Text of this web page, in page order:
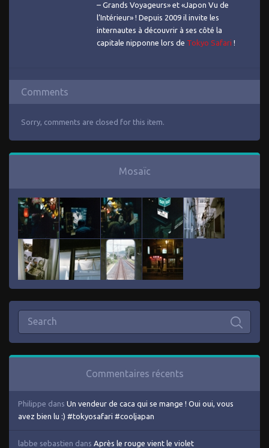
– Grands Voyageurs» et «Japon Vu de
l’Intérieur» ! Depuis 2009 il invite les
internautes à découvrir à ses côté la
capitale nipponne lors de Tokyo Safari !
Comments
Sorry, comments are closed for this item.
Mosaïc
Commentaires récents
Philippe dans Un vendeur de caca qui se mange ! Oui oui, vous
avez bien lu :) #tokyosafari #cooljapan
labbe sebastien dans Après le rouge vient le violet